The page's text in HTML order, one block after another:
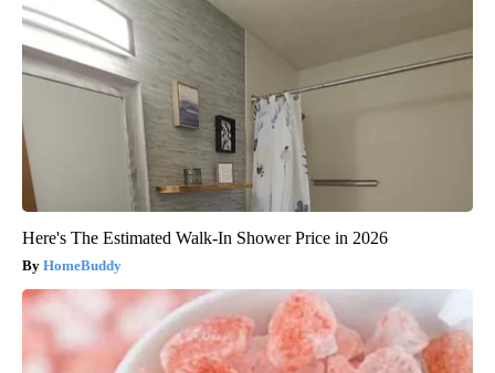
Here's The Estimated Walk-In Shower Price in 2026
HomeBuddy